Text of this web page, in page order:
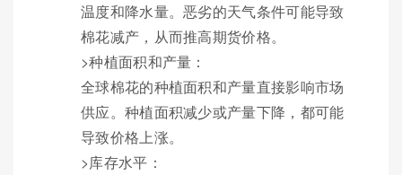
温度和降水量。恶劣的天气条件可能导致
棉花减产，从而推高期货价格。
>种植面积和产量：
全球棉花的种植面积和产量直接影响市场
供应。种植面积减少或产量下降，都可能
导致价格上涨。
>库存水平：